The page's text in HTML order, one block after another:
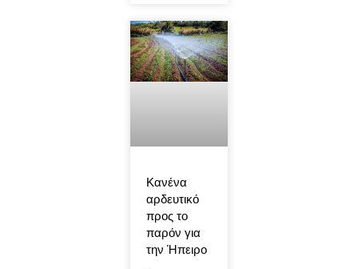
Κανένα
αρδευτικό
προς το
παρόν για
την Ήπειρο